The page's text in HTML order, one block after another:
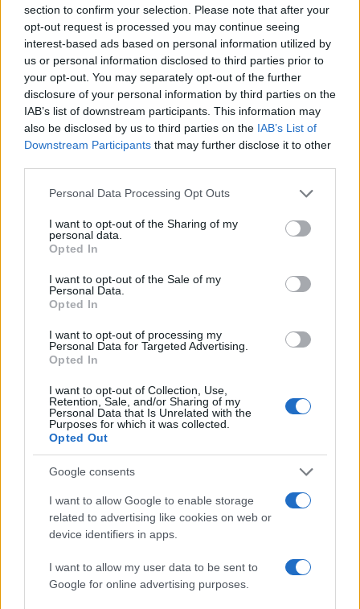
section to confirm your selection. Please note that after your
opt-out request is processed you may continue seeing
interest-based ads based on personal information utilized by
us or personal information disclosed to third parties prior to
your opt-out. You may separately opt-out of the further
disclosure of your personal information by third parties on the
IAB’s list of downstream participants. This information may
also be disclosed by us to third parties on the IAB’s List of
Downstream Participants that may further disclose it to other
Please note that this website/app uses one or more Google
not limited to your visit or usage behaviour. You may click to
grant or deny consent to Google and its third-party tags to
use your data for below specified purposes in below Google
consent section.
Personal Data Processing Opt Outs
I want to opt-out of the Sharing of my
personal data.
Opted In
I want to opt-out of the Sale of my
Personal Data.
Opted In
I want to opt-out of processing my
Personal Data for Targeted Advertising.
Opted In
I want to opt-out of Collection, Use,
Retention, Sale, and/or Sharing of my
Personal Data that Is Unrelated with the
Purposes for which it was collected.
Opted Out
Google consents
I want to allow Google to enable storage
related to advertising like cookies on web or
device identifiers in apps.
I want to allow my user data to be sent to
Google for online advertising purposes.
nuovo inizio. Con determinazione e strategia, puoi
affrontare questa sfida e trasformarla in
un’opportunità di crescita e rinnovamento. Non sei
solo in questo viaggio: ci sono risorse e persone
pronte ad aiutarti. Sii aperto al cambiamento e alla
possibilità di reinventarti, e il futuro potrebbe
riservarti sorprese inaspettate.
Staff